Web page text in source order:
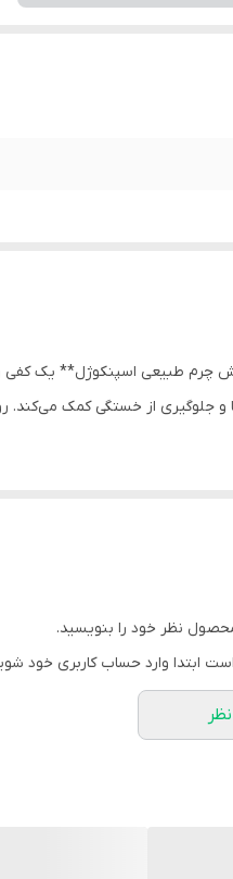
چرم طبیعی اسپنکوژل** یک کفی
و جلوگیری از خستگی کمک
رفتن و ایستادن طولانی**
کف پا** و خستگی ناشی از فعالیت
**سرپا هستند** (کارمندان،
نظر خود را بنویسید.
ابتدا وارد حساب کاربری خود